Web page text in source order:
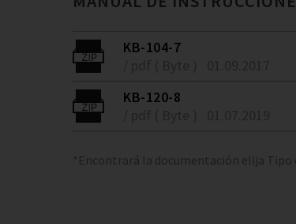
KB-104-7
KB-120-8
*Encontrará la documentación elija Tipo